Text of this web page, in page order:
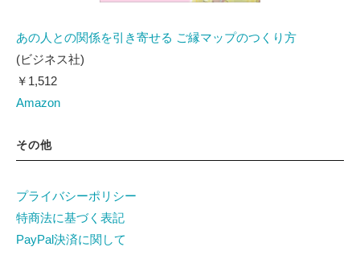
あの人との関係を引き寄せる ご縁マップのつくり方
(ビジネス社)
￥1,512
Amazon
その他
プライバシーポリシー
特商法に基づく表記
PayPal決済に関して